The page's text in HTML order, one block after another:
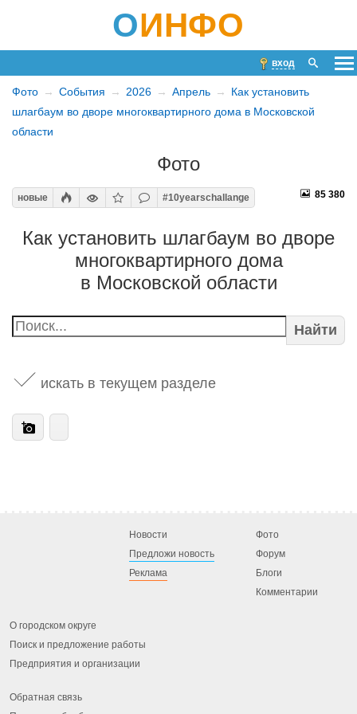
ОИНФО
вход
Фото События 2026 Апрель
Как установить
шлагбаум во дворе многоквартирного дома в Московской
области
Фото
85 380
новые #10yearschallange
Как установить шлагбаум во дворе
многоквартирного дома
в Московской области
Найти
искать в текущем разделе
Новости
Предложи новость
Реклама
Фото
Форум
Блоги
Комментарии
О городском округе
Поиск и предложение работы
Предприятия и организации
Обратная связь